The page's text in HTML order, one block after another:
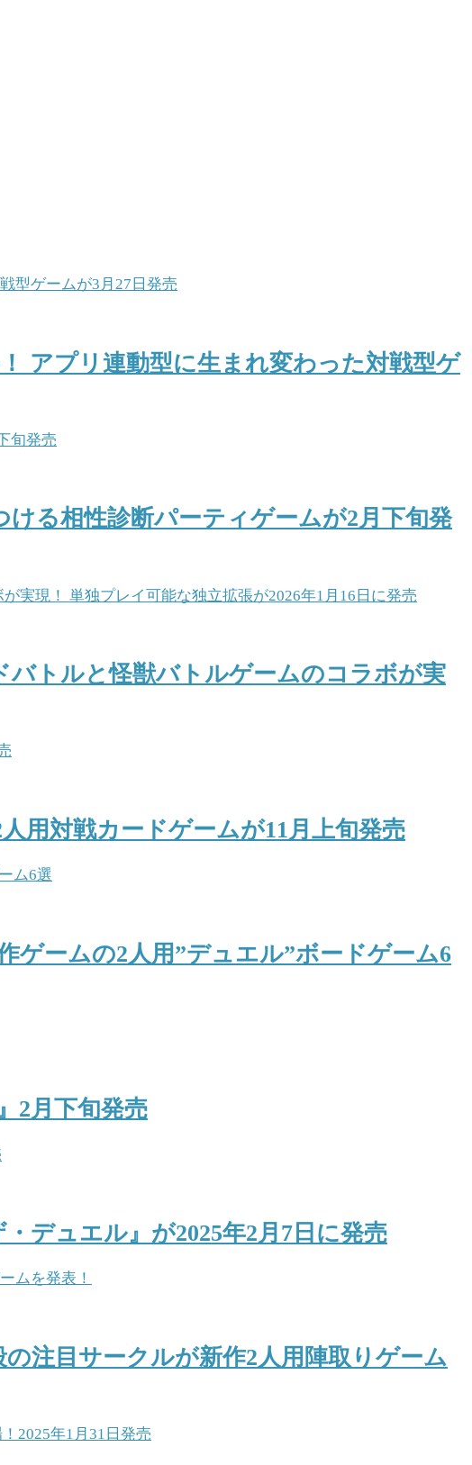
アプリ連動型に生まれ変わった対戦型ゲ
る相性診断パーティゲームが2月下旬発
バトルと怪獣バトルゲームのコラボが実
用対戦カードゲームが11月上旬発売
ゲームの2人用”デュエル”ボードゲーム6
2月下旬発売
デュエル』が2025年2月7日に発売
注目サークルが新作2人用陣取りゲーム